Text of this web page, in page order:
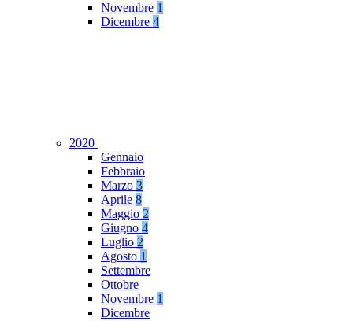
Novembre 1
Dicembre 4
2020
Gennaio
Febbraio
Marzo 3
Aprile 8
Maggio 2
Giugno 4
Luglio 2
Agosto 1
Settembre
Ottobre
Novembre 1
Dicembre